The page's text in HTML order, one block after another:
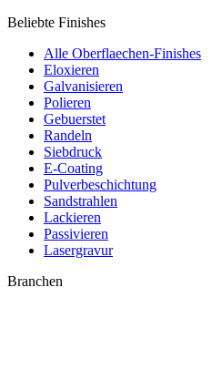
Beliebte Finishes
Alle Oberflaechen-Finishes
Eloxieren
Galvanisieren
Polieren
Gebuerstet
Randeln
Siebdruck
E-Coating
Pulverbeschichtung
Sandstrahlen
Lackieren
Passivieren
Lasergravur
Branchen